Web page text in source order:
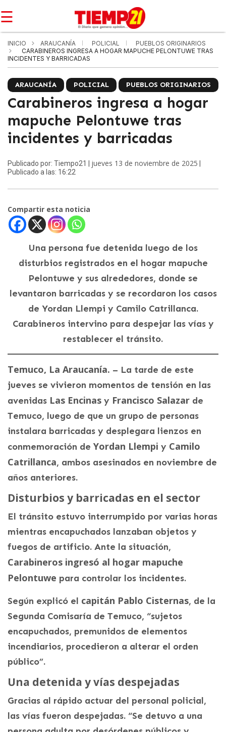
☰
INICIO ARAUCANÍA POLICIAL
PUEBLOS ORIGINARIOS
CARABINEROS INGRESA A HOGAR MAPUCHE PELONTUWE TRAS
INCIDENTES Y BARRICADAS
ARAUCANÍA POLICIAL PUEBLOS ORIGINARIOS
Carabineros ingresa a hogar
mapuche Pelontuwe tras
incidentes y barricadas
Publicado por: Tiempo21 | jueves 13 de noviembre de 2025
Publicado a las: 16:22
Compartir esta noticia
Una persona fue detenida luego de los
disturbios registrados en el hogar mapuche
Pelontuwe y sus alrededores, donde se
levantaron barricadas y se recordaron los casos
de Yordan Llempi y Camilo Catrillanca.
Carabineros intervino para despejar las vías y
restablecer el tránsito.
Temuco, La Araucanía. – La tarde de este
jueves se vivieron momentos de tensión en las
avenidas Las Encinas y Francisco Salazar de
Temuco, luego de que un grupo de personas
instalara barricadas y desplegara lienzos en
conmemoración de Yordan Llempi y Camilo
Catrillanca, ambos asesinados en noviembre de
años anteriores.
Disturbios y barricadas en el sector
El tránsito estuvo interrumpido por varias horas
mientras encapuchados lanzaban objetos y
fuegos de artificio. Ante la situación,
Carabineros ingresó al hogar mapuche
Pelontuwe para controlar los incidentes.
Según explicó el capitán Pablo Cisternas, de la
Segunda Comisaría de Temuco, “sujetos
encapuchados, premunidos de elementos
incendiarios, procedieron a alterar el orden
público”.
Una detenida y vías despejadas
Gracias al rápido actuar del personal policial,
las vías fueron despejadas. “Se detuvo a una